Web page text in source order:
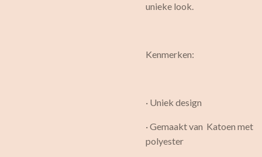
unieke look.
Kenmerken:
· Uniek design
· Gemaakt van Katoen met
polyester